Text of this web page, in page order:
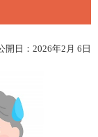
開日：2026年2月 6日